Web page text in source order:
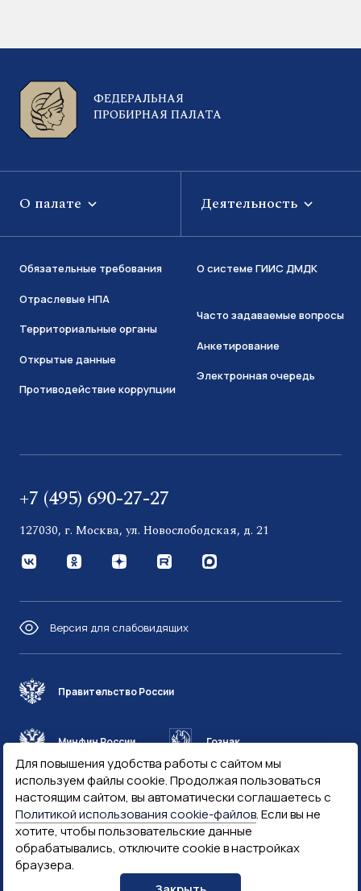
Для повышения удобства работы с сайтом мы
используем файлы cookie. Продолжая пользоваться
настоящим сайтом, вы автоматически соглашаетесь с
Политикой использования cookie-файлов. Если вы не
хотите, чтобы пользовательские данные
обрабатывались, отключите cookie в настройках
браузера.
ФЕДЕРАЛЬНАЯ
ПРОБИРНАЯ ПАЛАТА
О палате Деятельность
Обязательные требования
Отраслевые НПА
Территориальные органы
Открытые данные
Противодействие коррупции
О системе ГИИС ДМДК
Часто задаваемые вопросы
Анкетирование
Электронная очередь
+7 (495) 690-27-27
127030, г. Москва, ул. Новослободская, д. 21
Версия для слабовидящих
Правительство России
Минфин России Гознак
Госуслуги Госключ